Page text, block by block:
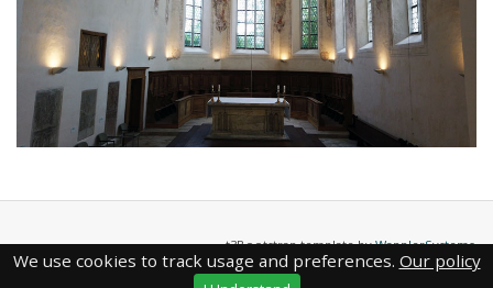
t3Bootstrap template byWapplerSystems
We use cookies to track usage and preferences. Our policy